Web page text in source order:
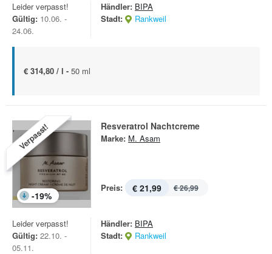
Leider verpasst!
Gültig: 10.06. -
24.06.
Händler: BIPA
Stadt:
Rankweil
€ 314,80 / l - 50 ml
Verpasst!
-19%
Resveratrol Nachtcreme
Marke: M. Asam
Preis: € 21,99 € 26,99
Leider verpasst!
Gültig: 22.10. -
05.11.
Händler: BIPA
Stadt:
Rankweil